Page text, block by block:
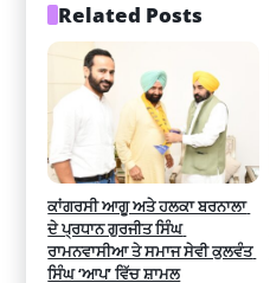
Related Posts
ਕਾਂਗਰਸੀ ਆਗੂ ਅਤੇ ਹਲਕਾ ਬਰਨਾਲਾ
ਦੇ ਪ੍ਰਧਾਨ ਗੁਰਜੀਤ ਸਿੰਘ
ਰਾਮਨਵਾਸੀਆ ਤੇ ਸਮਾਜ ਸੇਵੀ ਕੁਲਵੰਤ
ਸਿੰਘ ‘ਆਪ’ ਵਿੱਚ ਸ਼ਾਮਲ